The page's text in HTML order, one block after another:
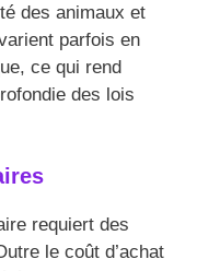
des animaux et
parfois en
ce qui rend
des lois
requiert des
le coût d’achat